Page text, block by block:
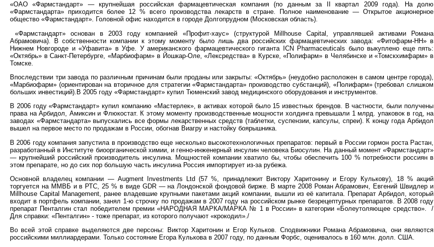
«ОАО «Фармстандарт» — крупнейшая российская фармацевтическая компания (по данным за II квартал 2009 года). На долю
«Фармстандарта» приходится более 12 % всего производства лекарств в стране. Полное наименование — Открытое акционерное
общество «Фармстандарт». Головной офис находится в городе Долгопрудном (Московская область).
«Фармстандарт» основан в 2003 году компанией «Профит-хаус» (структурой Millhouse Capital, управлявшей активами Романа
Абрамовича). В собственности компании к этому моменту было лишь два российских фармацевтических завода: «Фитофарм-НН» в
Нижнем Новгороде и «Уфавита» в Уфе. У американского фармацевтического гиганта ICN Pharmaceuticals было выкуплено еще пять:
«Октябрь» в Санкт-Петербурге, «Марбиофарм» в Йошкар-Оле, «Лексредства» в Курске, «Полифарм» в Челябинске и «Томскхимфарм» в
Томске.
Впоследствии три завода по различным причинам были проданы или закрыты: «Октябрь» (неудобно расположен в самом центре города),
«Марбиофарм» (ориентирован на вторичное для стратегии «Фармстандарта» производство субстанций), «Полифарм» (требовал слишком
больших инвестиций).В 2005 году «Фармстандарт» купил Тюменский завод медицинского оборудования и инструментов.
В 2006 году «Фармстандарт» купил компанию «Мастерлек», в активах которой было 15 известных брендов. В частности, были получены
права на Арбидол, Амиксин и Флюкостат. К этому моменту производственные мощности холдинга превышали 1 млрд. упаковок в год, на
заводах «Фармстандарта» выпускались все формы лекарственных средств (таблетки, суспензии, капсулы, спреи). К концу года Арбидол
вышел на первое место по продажам в России, обогнав Виагру и настойку боярышника.
В 2006 году компания запустила в производство еще несколько высокотехнологичных препаратов: первый в России гормон роста Растан,
разработанный в Институте биоорганической химии, и генно-инженерный инсулин человека Биосулин. На данный момент «Фармстандарт»
— крупнейший российский производитель инсулина. Мощностей компании хватило бы, чтобы обеспечить 100 % потребности россиян в
этом препарате, но до сих пор большую часть инсулина Россия импортирует из-за рубежа.
Основной владелец компании — Augment Investments Ltd (57 %, принадлежит Виктору Харитонину и Егору Кулькову), 18 % акций
торгуется на ММВБ и в РТС, 25 % в виде GDR — на Лондонской фондовой бирже. В марте 2008 Роман Абрамович, Евгений Швидлер и
Millhouse Capital Management, ранее владевшие крупными пакетами акций компании, вышли из её капитала. Препарат Арбидол, который
входит в портфель компании, занял 1-ю строчку по продажам в 2007 году на российском рынке безрецептурных препаратов. В 2008 году
препарат Пенталгин стал победителем премии «НАРОДНАЯ МАРКА/МАРКА № 1 в России» в категории «Болеутоляющее средство».
/
Для справки: «Пенталгин» - тоже препарат, из которого получают «крокодил»./
Во всей этой справке выделяются две персоны: Виктор Харитонин и Егор Кульков. Сподвижники Романа Абрамовича, они являются
российскими миллиардерами. Только состояние Егора Кулькова в 2007 году, по данным Форбс, оценивалось в 160 млн. долл. США.